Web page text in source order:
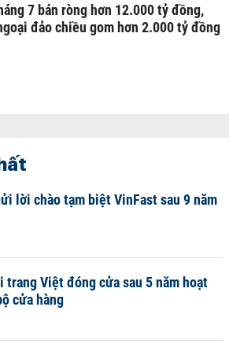
7 bán ròng hơn 12.000 tỷ đồng,
đảo chiều gom hơn 2.000 tỷ đồng
lời chào tạm biệt VinFast sau 9 năm
Việt đóng cửa sau 5 năm hoạt
cửa hàng